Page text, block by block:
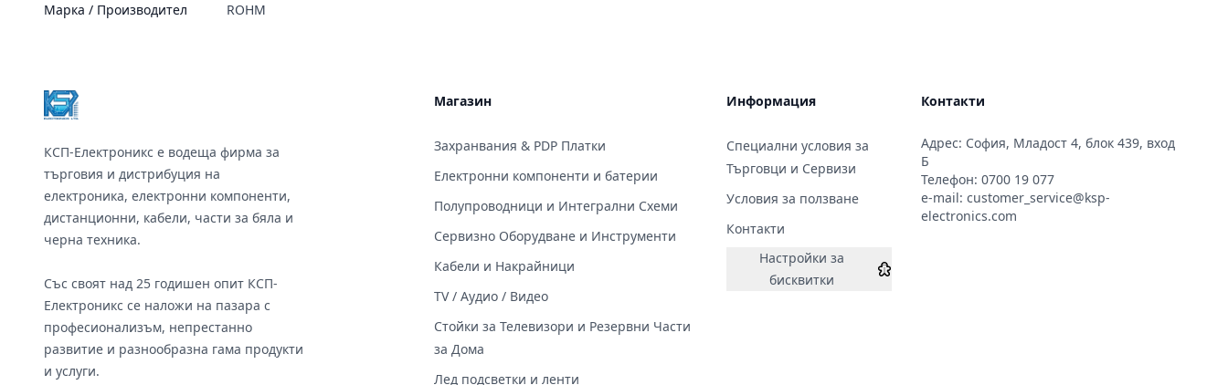
Марка / Производител ROHM
КСП-Електроникс е водеща фирма за
търговия и дистрибуция на
електроника, електронни компоненти,
дистанционни, кабели, части за бяла и
черна техника.
Със своят над 25 годишен опит КСП-
Електроникс се наложи на пазара с
професионализъм, непрестанно
развитие и разнообразна гама продукти
и услуги.
Магазин
Захранвания & PDP Платки
Електронни компоненти и батерии
Полупроводници и Интегрални Схеми
Сервизно Оборудване и Инструменти
Кабели и Накрайници
TV / Аудио / Видео
Стойки за Телевизори и Резервни Части
за Дома
Лед подсветки и ленти
Информация
Специални условия за
Търговци и Сервизи
Условия за ползване
Контакти
Настройки за
бисквитки
Контакти
Адрес: София, Младост 4, блок 439, вход
Б
Телефон: 0700 19 077
e-mail: customer_service@ksp-
electronics.com